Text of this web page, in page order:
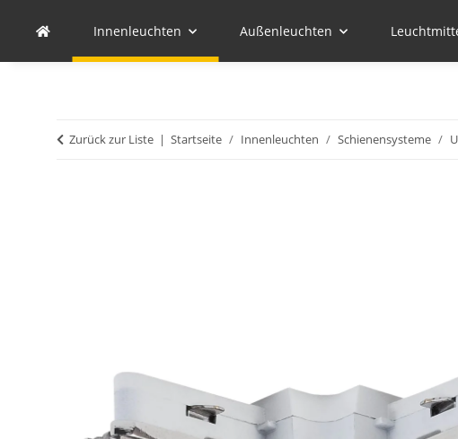
Innenleuchten Außenleuchten
Zurück zur Liste Startseite Innenleuchten Schienensysteme